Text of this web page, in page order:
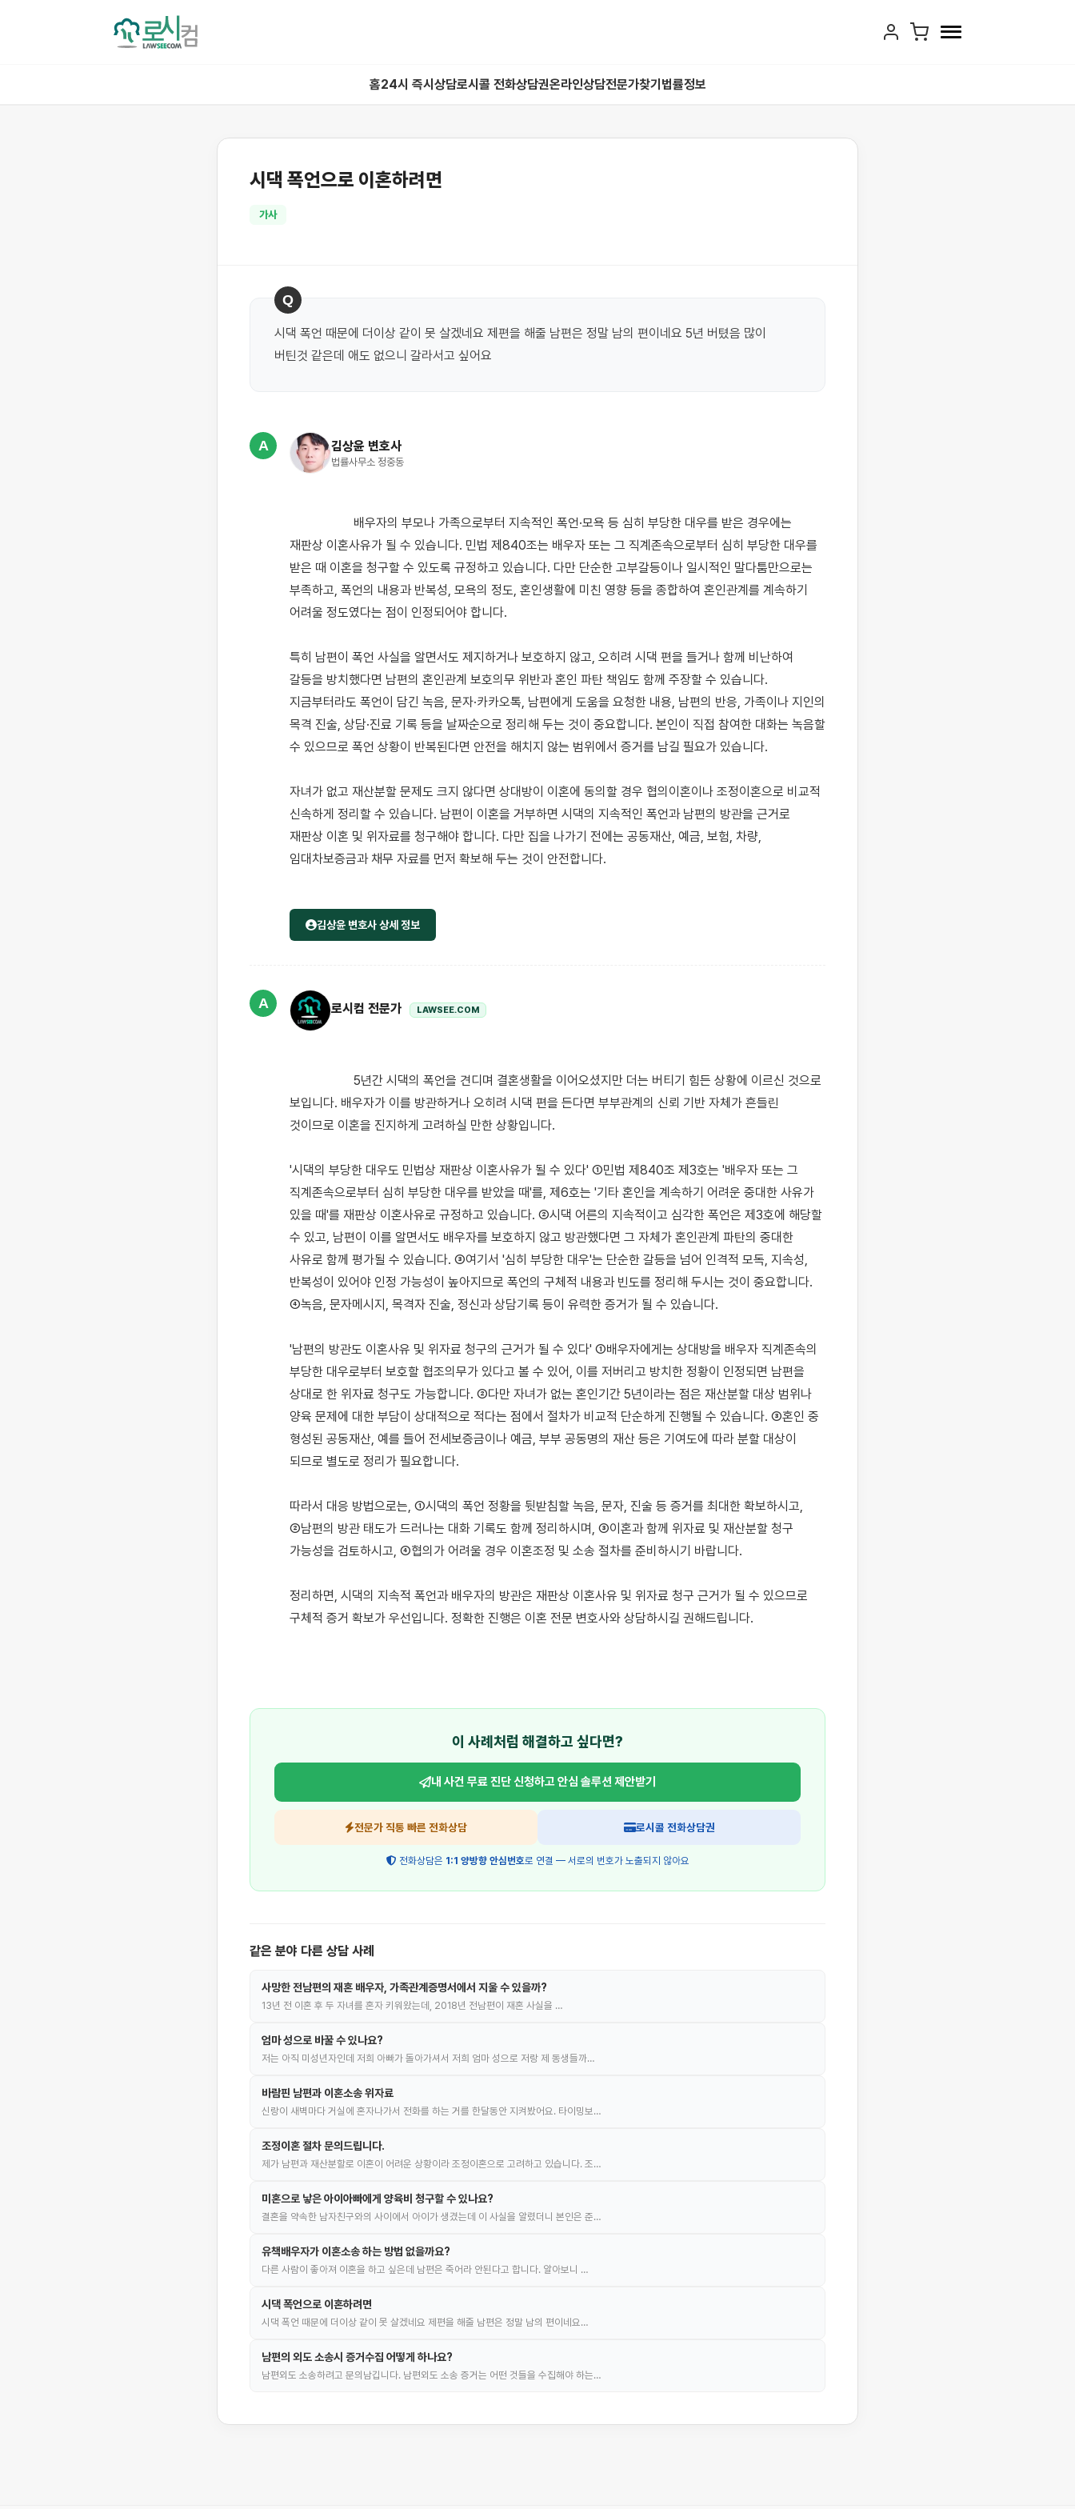
홈24시 즉시상담로시콜 전화상담권온라인상담전문가찾기 법률정보
시댁 폭언으로 이혼하려면
가사
Q
시댁 폭언 때문에 더이상 같이 못 살겠네요 제편을 해줄 남편은 정말 남의 편이네요 5년 버텼음 많이
버틴것 같은데 애도 없으니 갈라서고 싶어요
A 김상윤 변호사
법률사무소 정중동
재판상 이혼사유가 될 수 있습니다. 민법 제840조는 배우자 또는 그 직계존속으로부터 심히 부당한 대우를
받은 때 이혼을 청구할 수 있도록 규정하고 있습니다. 다만 단순한 고부갈등이나 일시적인 말다툼만으로는
부족하고, 폭언의 내용과 반복성, 모욕의 정도, 혼인생활에 미친 영향 등을 종합하여 혼인관계를 계속하기
어려울 정도였다는 점이 인정되어야 합니다.
특히 남편이 폭언 사실을 알면서도 제지하거나 보호하지 않고, 오히려 시댁 편을 들거나 함께 비난하여
갈등을 방치했다면 남편의 혼인관계 보호의무 위반과 혼인 파탄 책임도 함께 주장할 수 있습니다.
지금부터라도 폭언이 담긴 녹음, 문자·카카오톡, 남편에게 도움을 요청한 내용, 남편의 반응, 가족이나 지인의
목격 진술, 상담·진료 기록 등을 날짜순으로 정리해 두는 것이 중요합니다. 본인이 직접 참여한 대화는 녹음할
수 있으므로 폭언 상황이 반복된다면 안전을 해치지 않는 범위에서 증거를 남길 필요가 있습니다.
자녀가 없고 재산분할 문제도 크지 않다면 상대방이 이혼에 동의할 경우 협의이혼이나 조정이혼으로 비교적
신속하게 정리할 수 있습니다. 남편이 이혼을 거부하면 시댁의 지속적인 폭언과 남편의 방관을 근거로
재판상 이혼 및 위자료를 청구해야 합니다. 다만 집을 나가기 전에는 공동재산, 예금, 보험, 차량,
임대차보증금과 채무 자료를 먼저 확보해 두는 것이 안전합니다.
김상윤 변호사 상세 정보
A 로시컴 전문가 LAWSEE.COM
보입니다. 배우자가 이를 방관하거나 오히려 시댁 편을 든다면 부부관계의 신뢰 기반 자체가 흔들린
것이므로 이혼을 진지하게 고려하실 만한 상황입니다.
'시댁의 부당한 대우도 민법상 재판상 이혼사유가 될 수 있다' ①민법 제840조 제3호는 '배우자 또는 그
직계존속으로부터 심히 부당한 대우를 받았을 때'를, 제6호는 '기타 혼인을 계속하기 어려운 중대한 사유가
있을 때'를 재판상 이혼사유로 규정하고 있습니다. ②시댁 어른의 지속적이고 심각한 폭언은 제3호에 해당할
수 있고, 남편이 이를 알면서도 배우자를 보호하지 않고 방관했다면 그 자체가 혼인관계 파탄의 중대한
사유로 함께 평가될 수 있습니다. ③여기서 '심히 부당한 대우'는 단순한 갈등을 넘어 인격적 모독, 지속성,
반복성이 있어야 인정 가능성이 높아지므로 폭언의 구체적 내용과 빈도를 정리해 두시는 것이 중요합니다.
④녹음, 문자메시지, 목격자 진술, 정신과 상담기록 등이 유력한 증거가 될 수 있습니다.
'남편의 방관도 이혼사유 및 위자료 청구의 근거가 될 수 있다' ①배우자에게는 상대방을 배우자 직계존속의
부당한 대우로부터 보호할 협조의무가 있다고 볼 수 있어, 이를 저버리고 방치한 정황이 인정되면 남편을
상대로 한 위자료 청구도 가능합니다. ②다만 자녀가 없는 혼인기간 5년이라는 점은 재산분할 대상 범위나
양육 문제에 대한 부담이 상대적으로 적다는 점에서 절차가 비교적 단순하게 진행될 수 있습니다. ③혼인 중
형성된 공동재산, 예를 들어 전세보증금이나 예금, 부부 공동명의 재산 등은 기여도에 따라 분할 대상이
되므로 별도로 정리가 필요합니다.
따라서 대응 방법으로는, ①시댁의 폭언 정황을 뒷받침할 녹음, 문자, 진술 등 증거를 최대한 확보하시고,
②남편의 방관 태도가 드러나는 대화 기록도 함께 정리하시며, ③이혼과 함께 위자료 및 재산분할 청구
가능성을 검토하시고, ④협의가 어려울 경우 이혼조정 및 소송 절차를 준비하시기 바랍니다.
정리하면, 시댁의 지속적 폭언과 배우자의 방관은 재판상 이혼사유 및 위자료 청구 근거가 될 수 있으므로
구체적 증거 확보가 우선입니다. 정확한 진행은 이혼 전문 변호사와 상담하시길 권해드립니다.
이 사례처럼 해결하고 싶다면?
내 사건 무료 진단 신청하고안심 솔루션 제안받기
전문가 직통 빠른 전화상담 로시콜 전화상담권
전화상담은 1:1 양방향 안심번호로 연결 — 서로의 번호가 노출되지 않아요
같은 분야 다른 상담 사례
사망한 전남편의 재혼 배우자, 가족관계증명서에서 지울 수 있을까?
13년 전 이혼 후 두 자녀를 혼자 키워왔는데, 2018년 전남편이 재혼 사실을 …
엄마 성으로 바꿀 수 있나요?
저는 아직 미성년자인데 저희 아빠가 돌아가셔서 저희 엄마 성으로 저랑 제 동생들까…
바람핀 남편과 이혼소송 위자료
신랑이 새벽마다 거실에 혼자나가서 전화를 하는 거를 한달동안 지켜봤어요. 타이밍보…
조정이혼 절차 문의드립니다.
제가 남편과 재산분할로 이혼이 어려운 상황이라 조정이혼으로 고려하고 있습니다. 조…
미혼으로 낳은 아이아빠에게 양육비 청구할 수 있나요?
결혼을 약속한 남자친구와의 사이에서 아이가 생겼는데 이 사실을 알렸더니 본인은 준…
유책배우자가 이혼소송 하는 방법 없을까요?
다른 사람이 좋아져 이혼을 하고 싶은데 남편은 죽어라 안된다고 합니다. 알아보니 …
시댁 폭언으로 이혼하려면
시댁 폭언 때문에 더이상 같이 못 살겠네요 제편을 해줄 남편은 정말 남의 편이네요…
남편의 외도 소송시 증거수집 어떻게 하나요?
남편외도 소송하려고 문의남깁니다. 남편외도 소송 증거는 어떤 것들을 수집해야 하는…